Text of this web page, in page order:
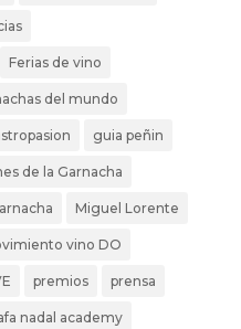
Ferias de vino
del mundo
guia peñin
de la Garnacha
Miguel Lorente
vino DO
premios prensa
nadal academy